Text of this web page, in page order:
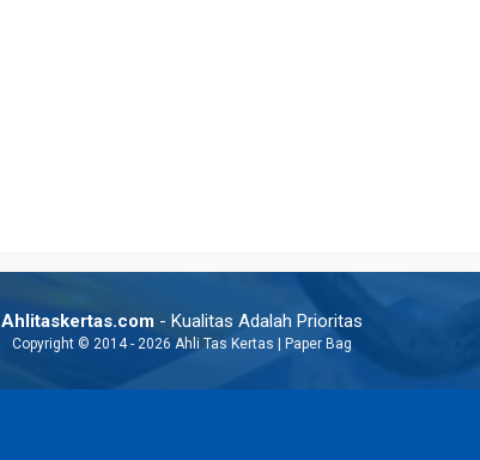
Ahlitaskertas.com - Kualitas Adalah Prioritas
Copyright © 2014 - 2026 Ahli Tas Kertas | Paper Bag